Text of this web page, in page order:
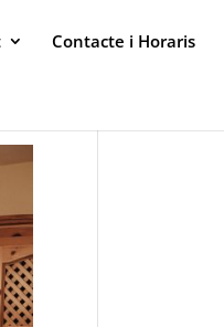
Contacte i Horaris